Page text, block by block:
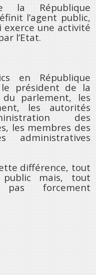
la République
l’agent public,
une activité
l’Etat.
en République
le président de la
du parlement, les
les autorités
des
les membres des
administratives
différence, tout
mais, tout
forcement